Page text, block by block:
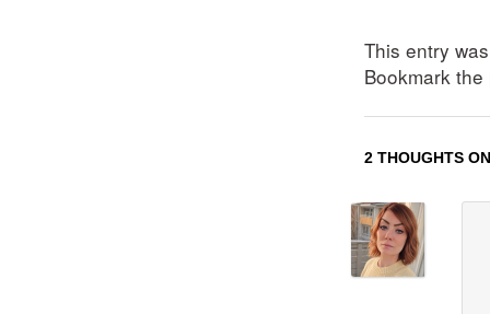
This entry
Bookmark the
2 THOUGHTS